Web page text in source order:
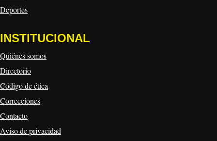
Deportes
INSTITUCIONAL
Quiénes somos
Directorio
Código de ética
Correcciones
Contacto
Aviso de privacidad